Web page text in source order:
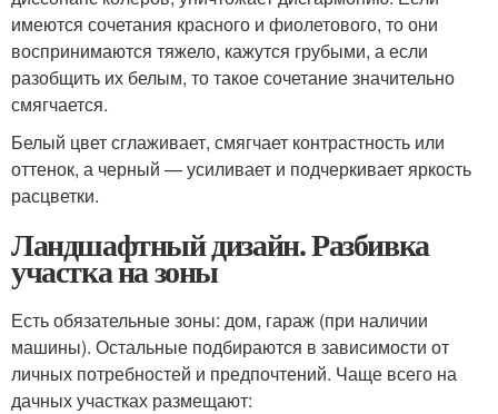
имеются сочетания красного и фиолетового, то они
воспринимаются тяжело, кажутся грубыми, а если
разобщить их белым, то такое сочетание значительно
смягчается.
Белый цвет сглаживает, смягчает контрастность или
оттенок, а черный — усиливает и подчеркивает яркость
расцветки.
Ландшафтный дизайн. Разбивка
участка на зоны
Есть обязательные зоны: дом, гараж (при наличии
машины). Остальные подбираются в зависимости от
личных потребностей и предпочтений. Чаще всего на
дачных участках размещают: